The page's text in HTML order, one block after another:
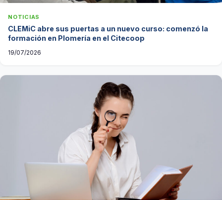
NOTICIAS
CLEMiC abre sus puertas a un nuevo curso: comenzó la
formación en Plomería en el Citecoop
19/07/2026